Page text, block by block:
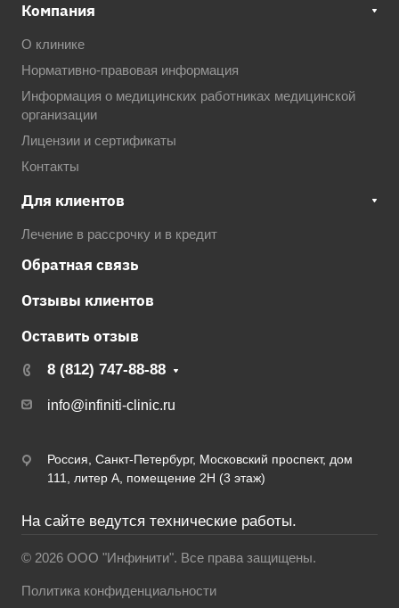
Компания
О клинике
Нормативно-правовая информация
Информация о медицинских работниках медицинской
организации
Лицензии и сертификаты
Контакты
Для клиентов
Лечение в рассрочку и в кредит
Обратная связь
Отзывы клиентов
Оставить отзыв
8 (812) 747-88-88
info@infiniti-clinic.ru
Россия, Санкт-Петербург, Московский проспект, дом
111, литер А, помещение 2Н (3 этаж)
На сайте ведутся технические работы.
© 2026 ООО "Инфинити". Все права защищены.
Политика конфиденциальности